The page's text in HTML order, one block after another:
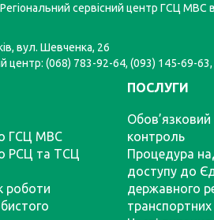
сервісний центр ГСЦ МВС в
вул. Шевченка, 26
центр: (068) 783-92-64, (093) 145-69-
ГСЦ МВС
РСЦ та ТСЦ
роботи
ПОСЛУГИ
Обов’язковий
контроль
Процедура
доступу до
державного
транспортних